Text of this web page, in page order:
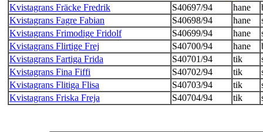
Kvistagrans Fräcke Fredrik
S40697/94 hane
Kvistagrans Fagre Fabian
S40698/94 hane
Kvistagrans Frimodige Fridolf
S40699/94 hane
Kvistagrans Flirtige Frej
S40700/94 hane
Kvistagrans Fartiga Frida
S40701/94 tik
Kvistagrans Fina Fiffi
S40702/94 tik
Kvistagrans Flitiga Flisa
S40703/94 tik
Kvistagrans Friska Freja
S40704/94 tik